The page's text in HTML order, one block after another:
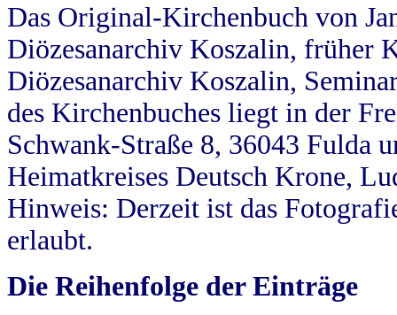
Das Original-Kirchenbuch von
Diözesanarchiv Koszalin, früher
Diözesanarchiv Koszalin,
des Kirchenbuches liegt in der
Schwank-Straße 8, 36043 Fulda
Heimatkreises Deutsch Krone,
Hinweis: Derzeit ist das
erlaubt.
Die Reihenfolge der Einträge